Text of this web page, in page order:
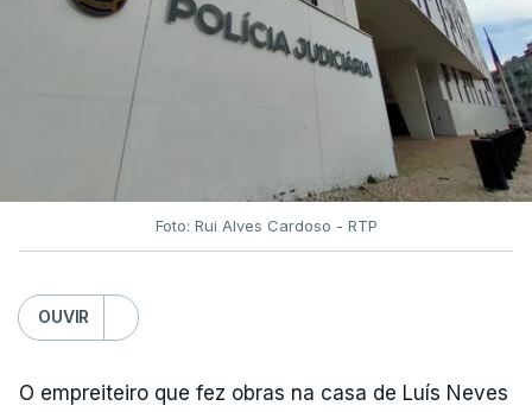
Foto: Rui Alves Cardoso - RTP
OUVIR
O empreiteiro que fez obras na casa de Luís Neves